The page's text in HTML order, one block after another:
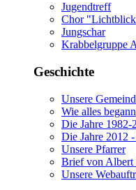
Jugendtreff
Chor
Jungschar
Krabbelgruppe
Geschichte
Unsere
Wie alles begann
Die Jahre 1982-
Die Jahre 2012
Unsere Pfarrer
Brief von Albert
Unsere